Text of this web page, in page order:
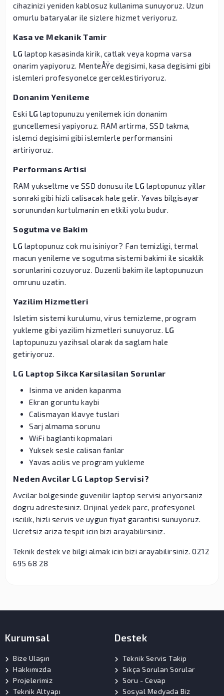
cihazinizi yeniden kablosuz kullanima sunuyoruz. Uzun
omurlu bataryalar ile sizlere hizmet veriyoruz.
Kasa ve Mekanik Tamir
LG laptop kasasinda kirik, catlak veya kopma varsa
onarim yapiyoruz. MenteÅŸe degisimi, kasa degisimi gibi
islemleri profesyonelce gerceklestiriyoruz.
Donanim Yenileme
Eski LG laptopunuzu yenilemek icin donanim
guncellemesi yapiyoruz. RAM artirma, SSD takma,
islemci degisimi gibi islemlerle performansini
artiriyoruz.
Performans Artisi
RAM yukseltme ve SSD donusu ile LG laptopunuz yillar
sonraki gibi hizli calisacak hale gelir. Yavas bilgisayar
sorunundan kurtulmanin en etkili yolu budur.
Sogutma ve Bakim
LG laptopunuz cok mu isiniyor? Fan temizligi, termal
macun yenileme ve sogutma sistemi bakimi ile sicaklik
sorunlarini cozuyoruz. Duzenli bakim ile laptopunuzun
omrunu uzatin.
Yazilim Hizmetleri
Isletim sistemi kurulumu, virus temizleme, program
yukleme gibi yazilim hizmetleri sunuyoruz. LG
laptopunuzu yazihsal olarak da saglam hale
getiriyoruz.
LG Laptop Sikca Karsilasilan Sorunlar
Isinma ve aniden kapanma
Ekran goruntu kaybi
Calismayan klavye tuslari
Sarj almama sorunu
WiFi baglanti kopmalari
Yuksek sesle calisan fanlar
Yavas acilis ve program yukleme
Neden Avcilar LG Laptop Servisi?
Avcilar bolgesinde guvenilir laptop servisi ariyorsaniz
dogru adrestesiniz. Orijinal yedek parc, profesyonel
iscilik, hizli servis ve uygun fiyat garantisi sunuyoruz.
Ucretsiz ariza tespit icin bizi arayabilirsiniz.
Teknik destek ve bilgi almak icin bizi arayabilirsiniz. 0212
695 68 28
Kurumsal
Bize Ulaşın
Hakkımızda
Projelerimiz
Teknik Altyapı
Destek
Teknik Servis Takip
Sıkça Sorulan Sorular
Soru - Cevap
Sosyal Medyada Biz